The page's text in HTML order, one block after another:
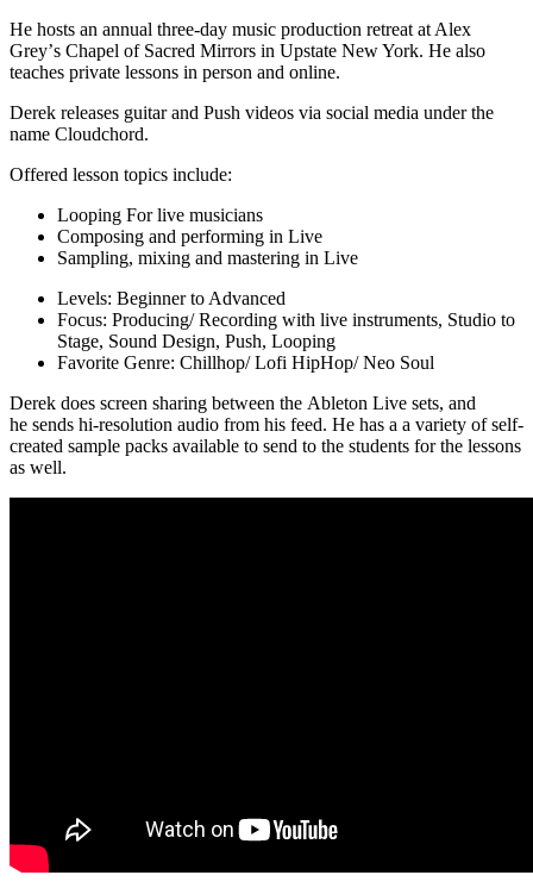
He hosts an annual three-day music production retreat at Alex
Greyʼs Chapel of Sacred Mirrors in Upstate New York. He also
teaches private lessons in person and online.
Derek releases guitar and Push videos via social media under the
name Cloudchord.
Offered lesson topics include:
Looping For live musicians
Composing and performing in Live
Sampling, mixing and mastering in Live
Levels: Beginner to Advanced
Focus: Producing/ Recording with live instruments, Studio to
Stage, Sound Design, Push, Looping
Favorite Genre: Chillhop/ Lofi HipHop/ Neo Soul
Derek does screen sharing between the Ableton Live sets, and
he sends hi-resolution audio from his feed. He has a a variety of self-
created sample packs available to send to the students for the lessons
as well.